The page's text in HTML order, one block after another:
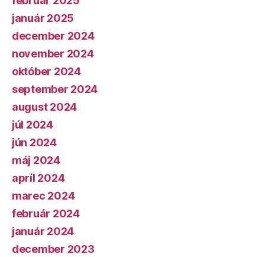
január 2025
december 2024
november 2024
október 2024
september 2024
august 2024
júl 2024
jún 2024
máj 2024
apríl 2024
marec 2024
február 2024
január 2024
december 2023